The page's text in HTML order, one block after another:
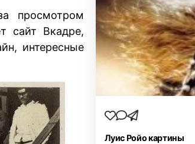
просмотром
сайт Вкадре,
интересные
Луис Ройо картины